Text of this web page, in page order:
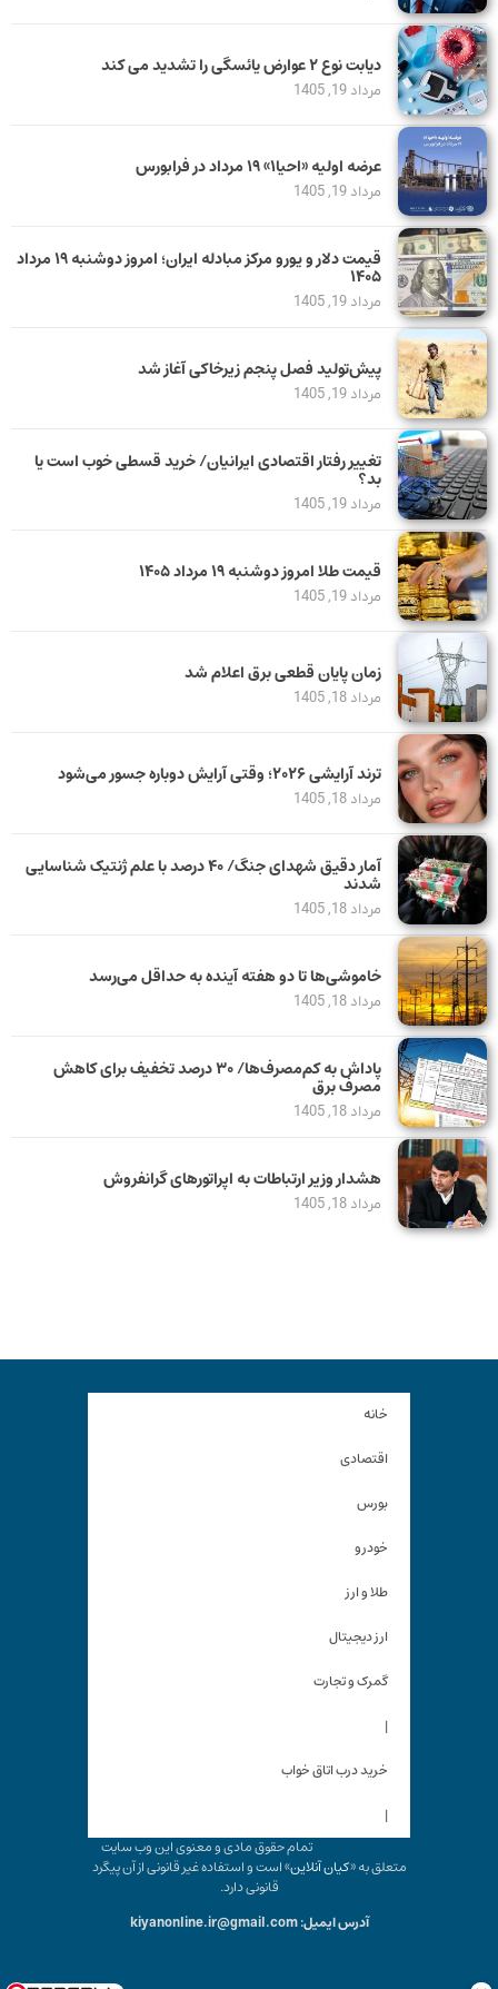
دیابت نوع ۲ عوارض یائسگی را تشدید می کند
مرداد 19, 1405
عرضه اولیه «احیا۱» ۱۹ مرداد در فرابورس
مرداد 19, 1405
قیمت دلار و یورو مرکز مبادله ایران؛ امروز دوشنبه ۱۹ مرداد
۱۴۰۵
مرداد 19, 1405
پیش‌تولید فصل پنجم زیرخاکی آغاز شد
مرداد 19, 1405
تغییر رفتار اقتصادی ایرانیان/ خرید قسطی خوب است یا
بد؟
مرداد 19, 1405
قیمت طلا امروز دوشنبه ۱۹ مرداد ۱۴۰۵
مرداد 19, 1405
زمان پایان قطعی برق اعلام شد
مرداد 18, 1405
ترند آرایشی ۲۰۲۶؛ وقتی آرایش دوباره جسور می‌شود
مرداد 18, 1405
آمار دقیق شهدای جنگ/ ۴۰ درصد با علم ژنتیک شناسایی
شدند
مرداد 18, 1405
خاموشی‌ها تا دو هفته آینده به حداقل می‌رسد
مرداد 18, 1405
پاداش به کم‌مصرف‌ها/ ۳۰ درصد تخفیف برای کاهش
مصرف برق
مرداد 18, 1405
هشدار وزیر ارتباطات به اپراتورهای گرانفروش
مرداد 18, 1405
خانه
اقتصادی
بورس
خودرو
طلا و ارز
ارز دیجیتال
گمرک و تجارت
|
خرید درب اتاق خواب
|
تمام حقوق مادی و معنوی این وب سایت
متعلق به «کیان آنلاین» است و استفاده غیر قانونی از آن پیگرد
قانونی دارد.
آدرس ایمیل: kiyanonline.ir@gmail.com